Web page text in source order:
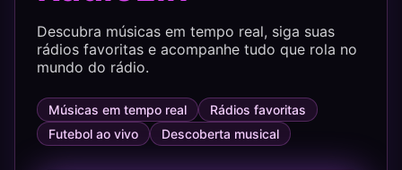
Descubra músicas em tempo real, siga suas
rádios favoritas e acompanhe tudo que rola no
mundo do rádio.
Músicas em tempo real
Rádios favoritas
Futebol ao vivo
Descoberta musical